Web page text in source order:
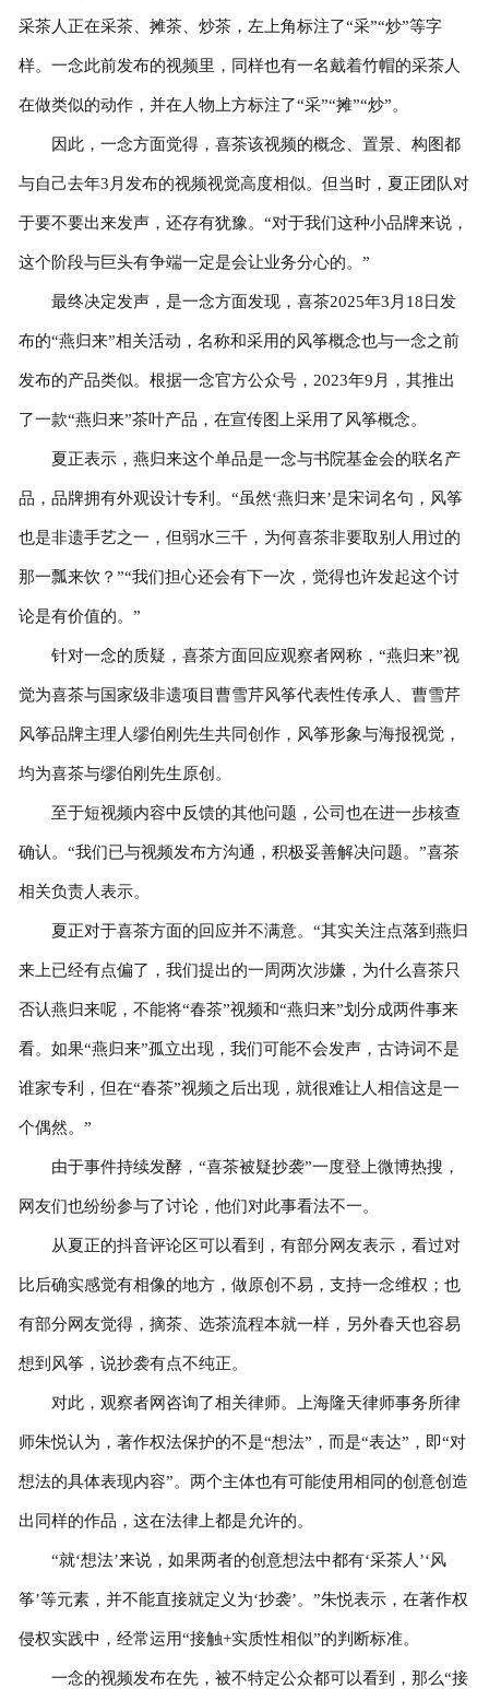
采茶人正在采茶、摊茶、炒茶，左上角标注了“采”“炒”等字
样。一念此前发布的视频里，同样也有一名戴着竹帽的采茶人
在做类似的动作，并在人物上方标注了“采”“摊”“炒”。
因此，一念方面觉得，喜茶该视频的概念、置景、构图都
与自己去年3月发布的视频视觉高度相似。但当时，夏正团队对
于要不要出来发声，还存有犹豫。“对于我们这种小品牌来说，
这个阶段与巨头有争端一定是会让业务分心的。”
最终决定发声，是一念方面发现，喜茶2025年3月18日发
布的“燕归来”相关活动，名称和采用的风筝概念也与一念之前
发布的产品类似。根据一念官方公众号，2023年9月，其推出
了一款“燕归来”茶叶产品，在宣传图上采用了风筝概念。
夏正表示，燕归来这个单品是一念与书院基金会的联名产
品，品牌拥有外观设计专利。“虽然‘燕归来’是宋词名句，风筝
也是非遗手艺之一，但弱水三千，为何喜茶非要取别人用过的
那一瓢来饮？”“我们担心还会有下一次，觉得也许发起这个讨
论是有价值的。”
针对一念的质疑，喜茶方面回应观察者网称，“燕归来”视
觉为喜茶与国家级非遗项目曹雪芹风筝代表性传承人、曹雪芹
风筝品牌主理人缪伯刚先生共同创作，风筝形象与海报视觉，
均为喜茶与缪伯刚先生原创。
至于短视频内容中反馈的其他问题，公司也在进一步核查
确认。“我们已与视频发布方沟通，积极妥善解决问题。”喜茶
相关负责人表示。
夏正对于喜茶方面的回应并不满意。“其实关注点落到燕归
来上已经有点偏了，我们提出的一周两次涉嫌，为什么喜茶只
否认燕归来呢，不能将“春茶”视频和“燕归来”划分成两件事来
看。如果“燕归来”孤立出现，我们可能不会发声，古诗词不是
谁家专利，但在“春茶”视频之后出现，就很难让人相信这是一
个偶然。”
由于事件持续发酵，“喜茶被疑抄袭”一度登上微博热搜，
网友们也纷纷参与了讨论，他们对此事看法不一。
从夏正的抖音评论区可以看到，有部分网友表示，看过对
比后确实感觉有相像的地方，做原创不易，支持一念维权；也
有部分网友觉得，摘茶、选茶流程本就一样，另外春天也容易
想到风筝，说抄袭有点不纯正。
对此，观察者网咨询了相关律师。上海隆天律师事务所律
师朱悦认为，著作权法保护的不是“想法”，而是“表达”，即“对
想法的具体表现内容”。两个主体也有可能使用相同的创意创造
出同样的作品，这在法律上都是允许的。
“就‘想法’来说，如果两者的创意想法中都有‘采茶人’‘风
筝’等元素，并不能直接就定义为‘抄袭’。”朱悦表示，在著作权
侵权实践中，经常运用“接触+实质性相似”的判断标准。
一念的视频发布在先，被不特定公众都可以看到，那么“接